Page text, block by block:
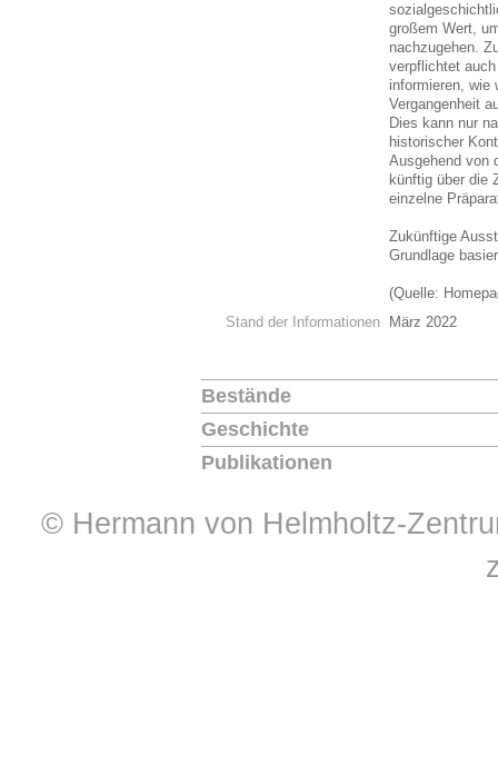
großem Wert,
nachzugehen.
verpflichtet
informieren, wie
Vergangenheit
Dies kann nur
historischer
Ausgehend von
künftig über die
einzelne
Zukünftige
Grundlage
(Quelle:
Stand der Informationen
März 2022
Bestände
Geschichte
Publikationen
© Hermann von Helmholtz-